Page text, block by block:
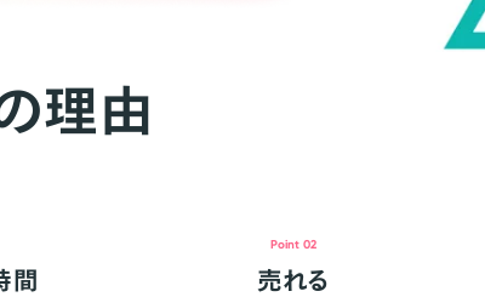
理由
間
Point 02
売れる